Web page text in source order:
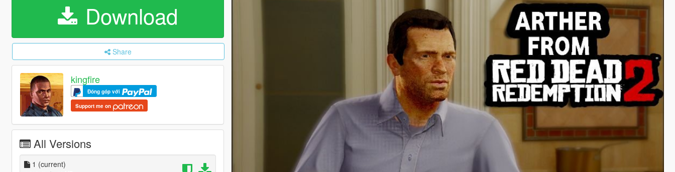
Download
Share
kingfire
Đóng góp với
Support me on
All Versions
1 (current)